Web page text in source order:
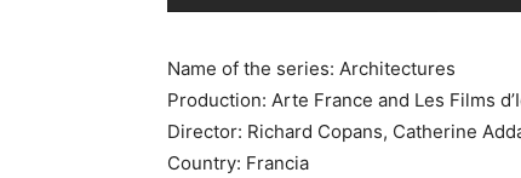
Name of the series: Architectures
Production: Arte France and Les Films
Director: Richard Copans, Catherine
Country: Francia